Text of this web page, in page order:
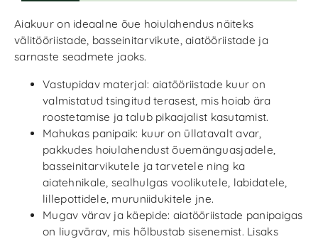
Aiakuur on ideaalne õue hoiulahendus näiteks
välitööriistade, basseinitarvikute, aiatööriistade ja
sarnaste seadmete jaoks.
Vastupidav materjal: aiatööriistade kuur on
valmistatud tsingitud terasest, mis hoiab ära
roostetamise ja talub pikaajalist kasutamist.
Mahukas panipaik: kuur on üllatavalt avar,
pakkudes hoiulahendust õuemänguasjadele,
basseinitarvikutele ja tarvetele ning ka
aiatehnikale, sealhulgas voolikutele, labidatele,
lillepottidele, muruniidukitele jne.
Mugav värav ja käepide: aiatööriistade panipaigas
on liugvärav, mis hõlbustab sisenemist. Lisaks